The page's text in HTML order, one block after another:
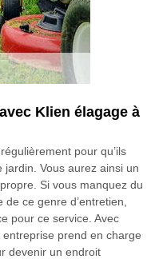
Klien élagage à
pour qu’ils
Vous aurez ainsi un
Si vous manquez du
ce genre d’entretien,
pour ce service. Avec
prend en charge
devenir un endroit